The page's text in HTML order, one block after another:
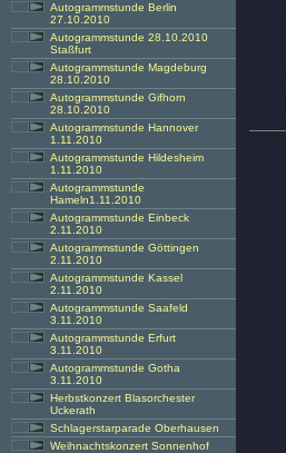
Autogrammstunde Berlin
27.10.2010
Autogrammstunde 28.10.2010
Staßfurt
Autogrammstunde Magdeburg
28.10.2010
Autogrammstunde Gifhorn
28.10.2010
Autogrammstunde Hannover
1.11.2010
Autogrammstunde Hildesheim
1.11.2010
Autogrammstunde
Hameln1.11.2010
Autogrammstunde Einbeck
2.11.2010
Autogrammstunde Göttingen
2.11.2010
Autogrammstunde Kassel
2.11.2010
Autogrammstunde Saafeld
3.11.2010
Autogrammstunde Erfurt
3.11.2010
Autogrammstunde Gotha
3.11.2010
Herbstkonzert Blasorchester
Uckerath
Schlagerstarparade Oberhausen
Weihnachtskonzert Sonnenhof